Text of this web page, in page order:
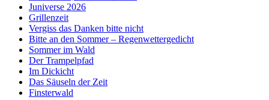
Juniverse 2026
Grillenzeit
Vergiss das Danken bitte nicht
Bitte an den Sommer – Regenwettergedicht
Sommer im Wald
Der Trampelpfad
Im Dickicht
Das Säuseln der Zeit
Finsterwald